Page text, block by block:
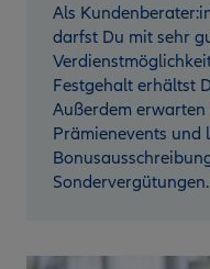
Als
darfst Du mit sehr
Festgehalt erhältst
Außerdem
Prämienevents und
Sondervergütungen.